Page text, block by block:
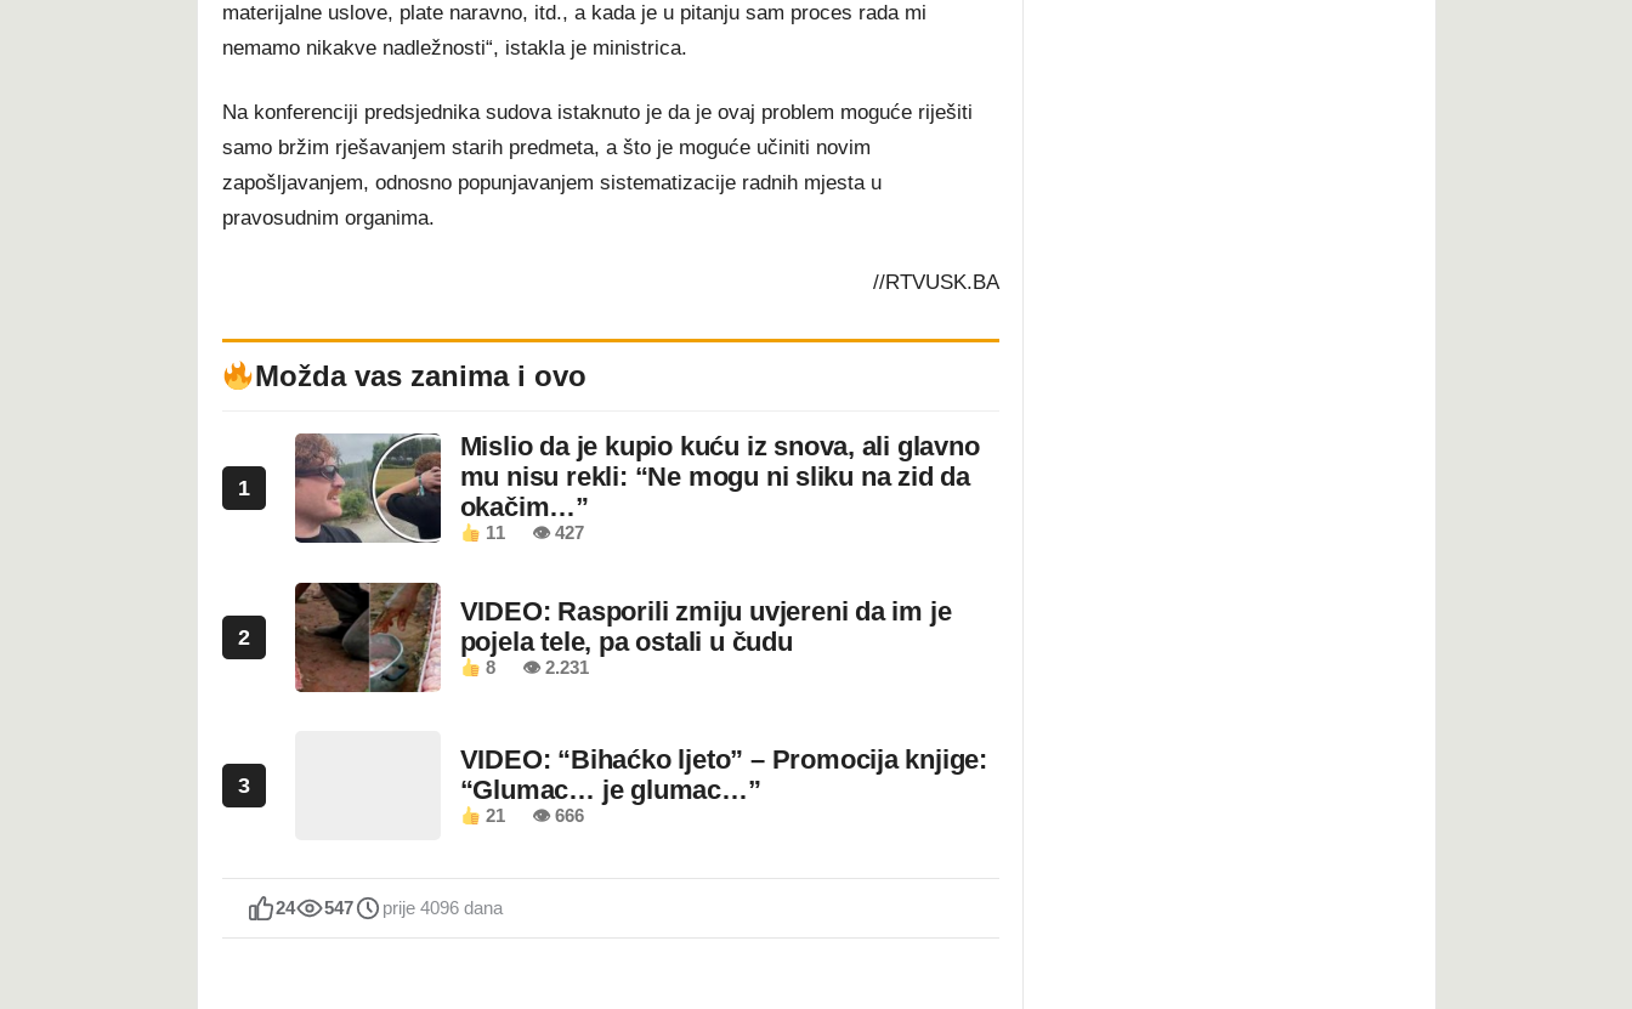
materijalne uslove, plate naravno, itd., a kada je u pitanju sam proces rada mi
nemamo nikakve nadležnosti“, istakla je ministrica.
Na konferenciji predsjednika sudova istaknuto je da je ovaj problem moguće riješiti
samo bržim rješavanjem starih predmeta, a što je moguće učiniti novim
zapošljavanjem, odnosno popunjavanjem sistematizacije radnih mjesta u
pravosudnim organima.
//RTVUSK.BA
Možda vas zanima i ovo
1
Mislio da je kupio kuću iz snova, ali glavno
mu nisu rekli: “Ne mogu ni sliku na zid da
okačim…”
11 👁 427
2
VIDEO: Rasporili zmiju uvjereni da im je
pojela tele, pa ostali u čudu
8 👁 2.231
3
VIDEO: “Bihaćko ljeto” – Promocija knjige:
“Glumac… je glumac…”
21 👁 666
24 547 prije 4096 dana